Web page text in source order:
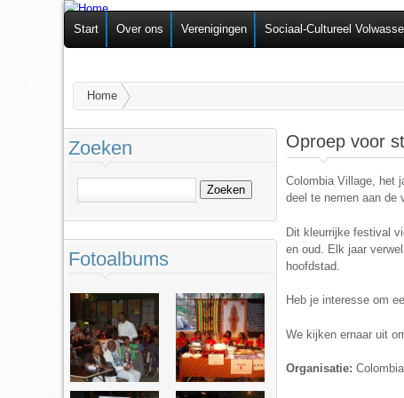
Federatie van
Zelforganisaties
Start Over ons Verenigingen Sociaal-Cultureel
U bent hier
Home
Oproep voor
Colombia Village, het
deel te nemen aan de
Dit kleurrijke festival
en oud. Elk jaar
hoofdstad.
Heb je interesse om
We kijken ernaar uit
Organisatie:
Zoeken
Fotoalbums